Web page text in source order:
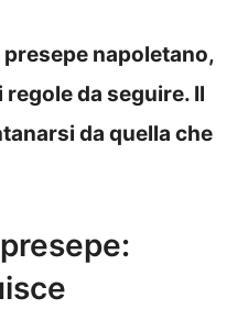
napoletano,
da seguire. Il
da quella che